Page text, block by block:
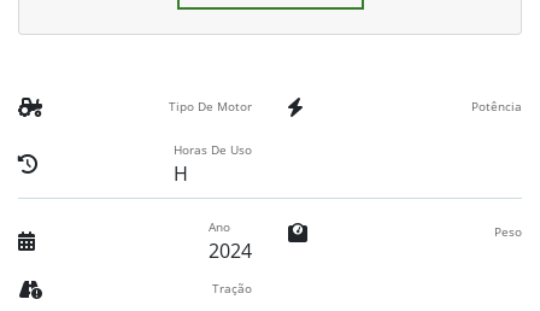
Tipo De Motor Potência
Horas De Uso
H
Ano
2024
Peso
Tração